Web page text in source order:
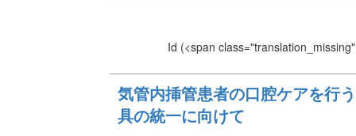
Id (<span
気管内挿管患者の口腔ケアを行
具の統一に向けて